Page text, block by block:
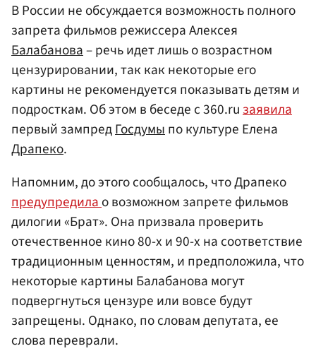
В России не обсуждается возможность полного
запрета фильмов режиссера Алексея
Балабанова– речь идет лишь о возрастном
цензурировании, так как некоторые его
картины не рекомендуется показывать детям и
подросткам. Об этом в беседе с 360.ruзаявила
первый зампредГосдумыпо культуре Елена
Драпеко.
Напомним, до этого сообщалось, что Драпеко
предупредилао возможном запрете фильмов
дилогии «Брат». Она призвала проверить
отечественное кино 80-х и 90-х на соответствие
традиционным ценностям, и предположила, что
некоторые картины Балабанова могут
подвергнуться цензуре или вовсе будут
запрещены. Однако, по словам депутата, ее
слова переврали.